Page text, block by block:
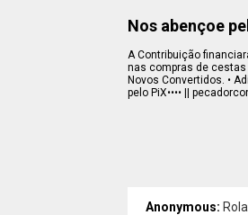
Nos abençoe
A Contribuição
nas compras de cestas
Novos Convertidos. •
pelo PiX•••• ||
Anonymous: